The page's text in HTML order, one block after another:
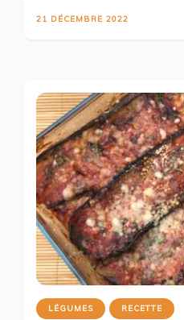
21 DÉCEMBRE 2022
LÉGUMES RECETTE